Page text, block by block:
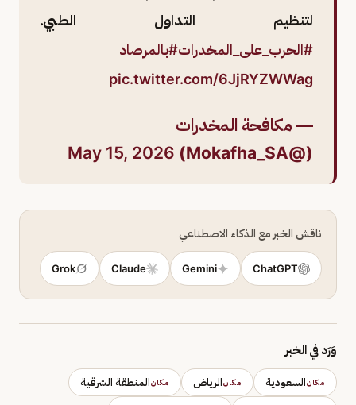
لتنظيم التداول الطبي.
#الحرب_على_المخدرات#بالمرصاد
pic.twitter.com/6JjRYZWWag
— مكافحة المخدرات
(@Mokafha_SA)
May 15, 2026
ناقش الخبر مع الذكاء الاصطناعي
ChatGPT
Gemini
Claude
Grok
وَرَد في الخبر
مكانالسعودية مكانالرياض مكانالمنطقة الشرقية